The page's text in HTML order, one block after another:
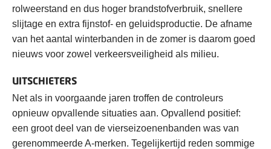
rolweerstand en dus hoger brandstofverbruik, snellere
slijtage en extra fijnstof- en geluidsproductie. De afname
van het aantal winterbanden in de zomer is daarom goed
nieuws voor zowel verkeersveiligheid als milieu.
UITSCHIETERS
Net als in voorgaande jaren troffen de controleurs
opnieuw opvallende situaties aan. Opvallend positief:
een groot deel van de vierseizoenenbanden was van
gerenommeerde A-merken. Tegelijkertijd reden sommige